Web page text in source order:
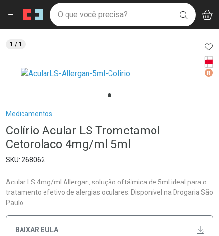
Drogaria São Paulo
Ir direto para a home
pela página
Ir direto para o conteúdo
Ir direto para a busca
Ir direto para a conta
Ir direto para a notificações
Ir direto para o carrinho
Faça a sua busca
O que você precisa? BUSCAR
Menu
Breadcrumb
Medicamentos
Colírio Acular LS Trometamol
Cetorolaco 4mg/ml 5ml
268062
Acular LS 4mg/ml Allergan, solução oftálmica de 5ml ideal para o
tratamento efetivo de alergias oculares. Disponível na Drogaria São
Paulo.
BAIXAR BULA
1 / 1